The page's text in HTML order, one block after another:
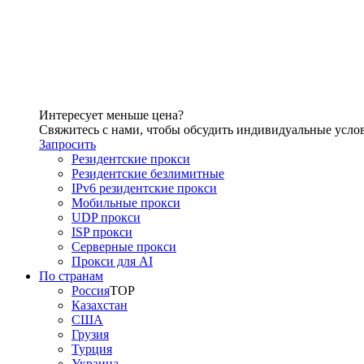
Интересует меньше цена?
Свяжитесь с нами, чтобы обсудить индивидуальные
Запросить
Резидентские прокси
Резидентские безлимитные
IPv6 резидентские прокси
Мобильные прокси
UDP прокси
ISP прокси
Серверные прокси
Прокси для AI
По странам
РоссияTOP
Казахстан
США
Грузия
Турция